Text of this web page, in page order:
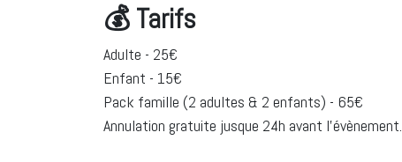
💰 Tarifs
Adulte - 25€
Enfant - 15€
Pack famille (2 adultes & 2 enfants) - 65€
Annulation gratuite jusque 24h avant l'évènement.